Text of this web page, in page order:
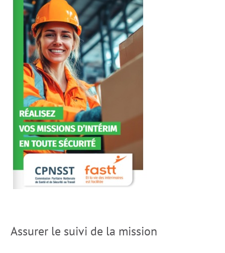
Assurer le suivi de la mission